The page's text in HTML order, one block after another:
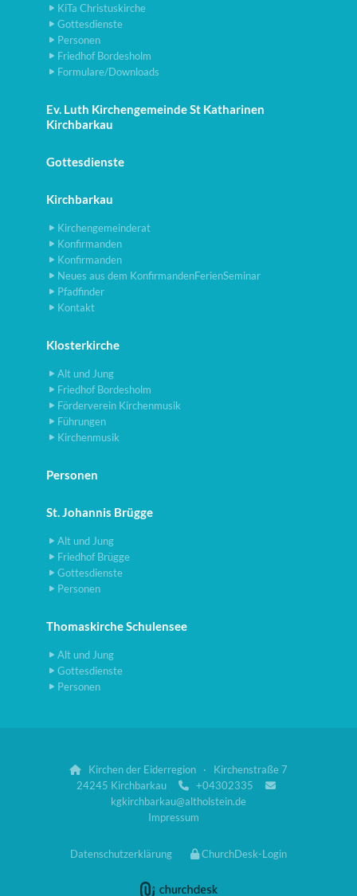
KiTa Christuskirche
Gottesdienste
Personen
Friedhof Bordesholm
Formulare/Downloads
Ev. Luth Kirchengemeinde St Katharinen
Kirchbarkau
Gottesdienste
Kirchbarkau
Kirchengemeinderat
Konfirmanden
Konfirmanden
Neues aus dem KonfirmandenFerienSeminar
Pfadfinder
Kontakt
Klosterkirche
Alt und Jung
Friedhof Bordesholm
Förderverein Kirchenmusik
Führungen
Kirchenmusik
Personen
St. Johannis Brügge
Alt und Jung
Friedhof Brügge
Gottesdienste
Personen
Thomaskirche Schulensee
Alt und Jung
Gottesdienste
Personen

Kirchen der Eiderregion · Kirchenstraße 7
24245 Kirchbarkau
 +04302335 
kgkirchbarkau@altholstein.de
Impressum
Datenschutzerklärung ChurchDesk-Login